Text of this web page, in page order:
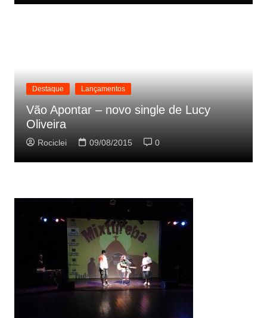
Destaque Lançamentos
Vão Apontar – novo single de Lucy
Oliveira
Rociclei 09/08/2015 0